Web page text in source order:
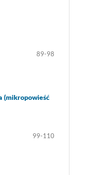
89-98
(mikropowieść
99-110